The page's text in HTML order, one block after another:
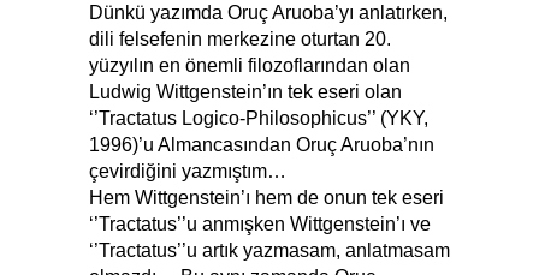
Dünkü yazımda Oruç Aruoba’yı anlatırken,
dili felsefenin merkezine oturtan 20.
yüzyılın en önemli filozoflarından olan
Ludwig Wittgenstein’ın tek eseri olan
‘’Tractatus Logico-Philosophicus’’ (YKY,
1996)’u Almancasından Oruç Aruoba’nın
çevirdiğini yazmıştım…
Hem Wittgenstein’ı hem de onun tek eseri
‘’Tractatus’’u anmışken Wittgenstein’ı ve
‘’Tractatus’’u artık yazmasam, anlatmasam